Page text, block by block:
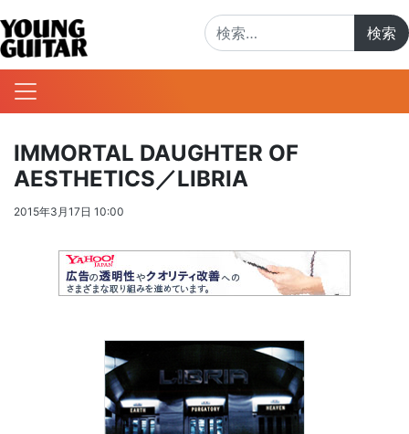
IMMORTAL DAUGHTER OF
AESTHETICS／LIBRIA
2015年3月17日 10:00